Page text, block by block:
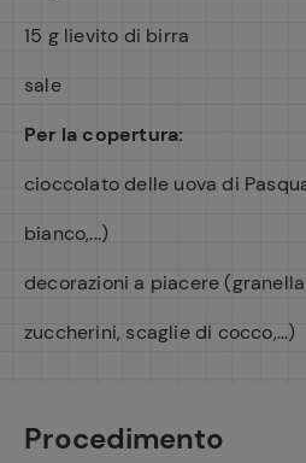
15 g lievito di birra
sale
Per la copertura:
cioccolato delle uova di
bianco,...)
decorazioni a piacere
zuccherini, scaglie di cocco,...)
Procedimento